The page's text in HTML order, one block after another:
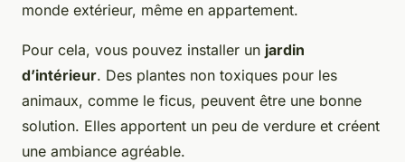
monde extérieur, même en appartement.
Pour cela, vous pouvez installer un jardin
d’intérieur. Des plantes non toxiques pour les
animaux, comme le ficus, peuvent être une bonne
solution. Elles apportent un peu de verdure et créent
une ambiance agréable.